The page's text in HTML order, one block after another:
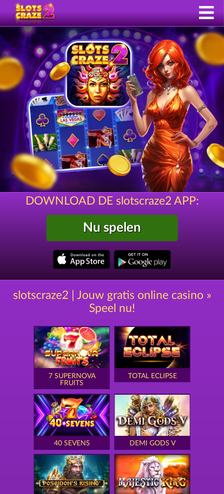
DOWNLOAD DE slotscraze2 APP:
Nu spelen
slotscraze2 | Jouw gratis online casino »
Speel nu!
7 SUPERNOVA
FRUITS
TOTAL ECLIPSE
40 SEVENS DEMI GODS V